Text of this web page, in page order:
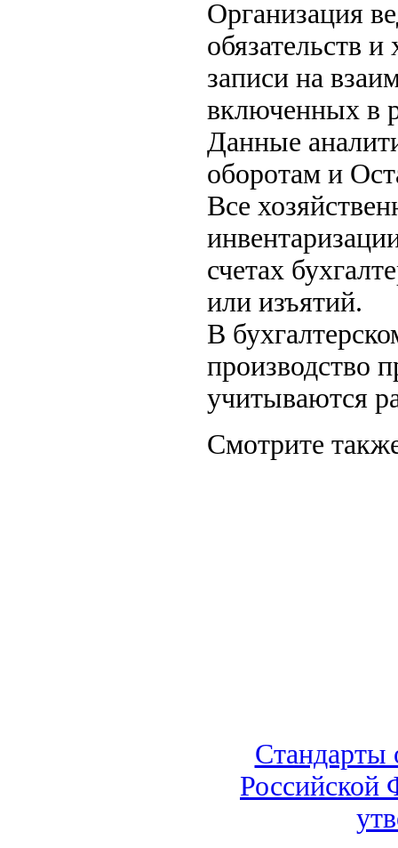
Организация
обязательств
записи на
включенных в
Данные
оборотам и
Все
счетах
или изъятий.
В
производство
учитываются
Смотрите
Стандарты